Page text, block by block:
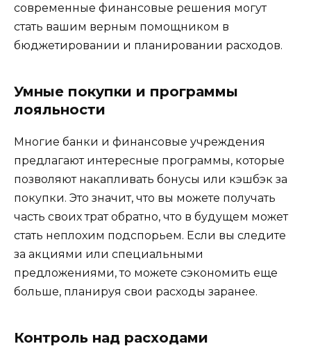
современные финансовые решения могут
стать вашим верным помощником в
бюджетировании и планировании расходов.
Умные покупки и программы
лояльности
Многие банки и финансовые учреждения
предлагают интересные программы, которые
позволяют накапливать бонусы или кэшбэк за
покупки. Это значит, что вы можете получать
часть своих трат обратно, что в будущем может
стать неплохим подспорьем. Если вы следите
за акциями или специальными
предложениями, то можете сэкономить еще
больше, планируя свои расходы заранее.
Контроль над расходами